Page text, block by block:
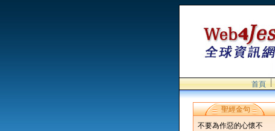
首頁
聖經金句
不要為作惡的心懷不